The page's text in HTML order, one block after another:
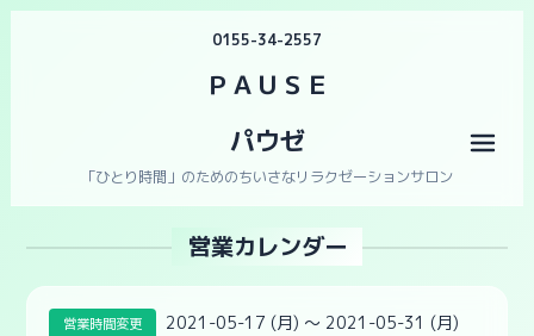
0155-34-2557
ＰＡＵＳＥ
パウゼ
「ひとり時間」のためのちいさなリラクゼーションサロン
営業カレンダー
営業時間変更 2021-05-17 (月) ～ 2021-05-31 (月)